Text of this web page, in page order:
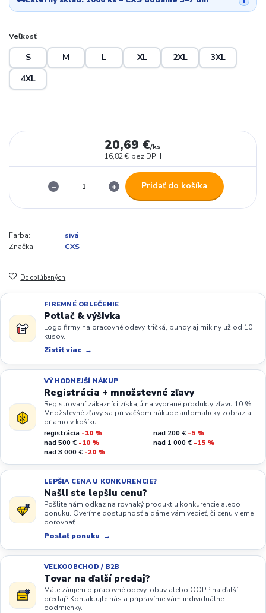
Veľkosť
S M L XL 2XL
3XL
4XL
20,69 €/ks
16,82 € bez DPH
Pridať do košíka
Farba:
sivá
Značka:
CXS
Do obľúbených
FIREMNÉ OBLEČENIE
Potlač & výšivka
Logo firmy na pracovné odevy, tričká, bundy aj mikiny už od 10
kusov.
Zistiť viac
VÝHODNEJŠÍ NÁKUP
Registrácia + množstevné zľavy
Registrovaní zákazníci získajú na vybrané produkty zľavu 10 %.
Množstevné zľavy sa pri väčšom nákupe automaticky zobrazia
priamo v košíku.
registrácia -10 % nad 200 € -5 %
nad 500 € -10 % nad 1 000 € -15 %
nad 3 000 € -20 %
LEPŠIA CENA U KONKURENCIE?
Našli ste lepšiu cenu?
Pošlite nám odkaz na rovnaký produkt u konkurencie alebo
ponuku. Overíme dostupnosť a dáme vám vedieť, či cenu vieme
dorovnať.
Poslať ponuku
VEĽKOOBCHOD / B2B
Tovar na ďalší predaj?
Máte záujem o pracovné odevy, obuv alebo OOPP na ďalší
predaj? Kontaktujte nás a pripravíme vám individuálne
podmienky.